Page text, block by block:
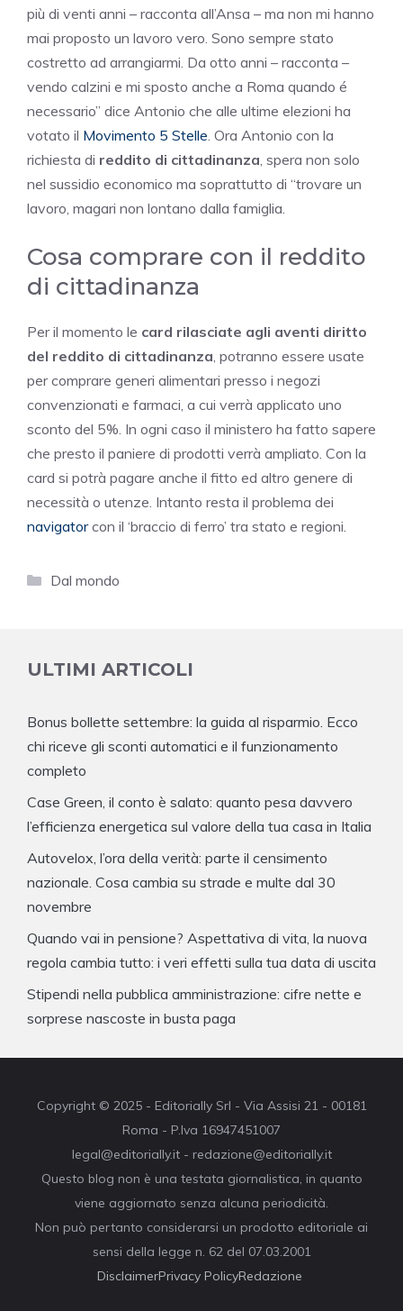
più di venti anni – racconta all’Ansa – ma non mi hanno
mai proposto un lavoro vero. Sono sempre stato
costretto ad arrangiarmi. Da otto anni – racconta –
vendo calzini e mi sposto anche a Roma quando é
necessario” dice Antonio che alle ultime elezioni ha
votato il Movimento 5 Stelle. Ora Antonio con la
richiesta di reddito di cittadinanza, spera non solo
nel sussidio economico ma soprattutto di “trovare un
lavoro, magari non lontano dalla famiglia.
Cosa comprare con il reddito
di cittadinanza
Per il momento le card rilasciate agli aventi diritto
del reddito di cittadinanza, potranno essere usate
per comprare generi alimentari presso i negozi
convenzionati e farmaci, a cui verrà applicato uno
sconto del 5%. In ogni caso il ministero ha fatto sapere
che presto il paniere di prodotti verrà ampliato. Con la
card si potrà pagare anche il fitto ed altro genere di
necessità o utenze. Intanto resta il problema dei
navigator con il ‘braccio di ferro’ tra stato e regioni.
Categorie
Dal mondo
ULTIMI ARTICOLI
Bonus bollette settembre: la guida al risparmio. Ecco
chi riceve gli sconti automatici e il funzionamento
completo
Case Green, il conto è salato: quanto pesa davvero
l’efficienza energetica sul valore della tua casa in Italia
Autovelox, l’ora della verità: parte il censimento
nazionale. Cosa cambia su strade e multe dal 30
novembre
Quando vai in pensione? Aspettativa di vita, la nuova
regola cambia tutto: i veri effetti sulla tua data di uscita
Stipendi nella pubblica amministrazione: cifre nette e
sorprese nascoste in busta paga
Copyright © 2025 - Editorially Srl - Via Assisi 21 - 00181
Roma - P.Iva 16947451007
legal@editorially.it - redazione@editorially.it
Questo blog non è una testata giornalistica, in quanto
viene aggiornato senza alcuna periodicità.
Non può pertanto considerarsi un prodotto editoriale ai
sensi della legge n. 62 del 07.03.2001
DisclaimerPrivacy PolicyRedazione